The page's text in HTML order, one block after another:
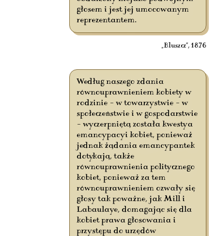
głosem i jest jej umocowanym
reprezentantem.
„Bluszcz”, 1876
Według naszego zdania
równouprawnieniem kobiety w
rodzinie – w towarzystwie – w
społeczeństwie i w gospodarstwie
– wyczerpniętą została kwestya
emancypacyi kobiet, ponieważ
jednak żądania emancypantek
dotykają, także
równouprawnienia politycznego
kobiet, ponieważ za tem
równouprawnieniem ozwały się
głosy tak poważne, jak Mill i
Labaulaye, domagając się dla
kobiet prawa głosowania i
przystępu do urzędów